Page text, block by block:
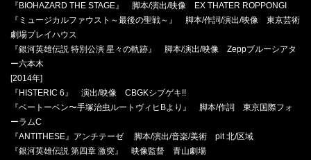
『BIOHAZARD THE STAGE』 脚本/演出/映像 EX THATER ROPPONGI
『ミュージカルファウスト～最後の聖戦～』 脚本/作詞/演出/映像 東京芸術
劇場プレイハウス
『銀河英雄伝説 特別公演 星々の軌跡』 脚本/演出/映像 Zeppブルーシアタ
ー六本木
[2014年]
『HISTERIC 6』 演出/映像 CBGKシブゲキ!!
『ベートーベン〜手塚治虫ルートヴィヒBより』 脚本/作詞 東京国際フォ
ーラムC
『ANTITHESE』アンチテーゼ 脚本/演出/音楽/美術 pit 北/区域
『銀河英雄伝説 第四章 激突』 映像監督 青山劇場